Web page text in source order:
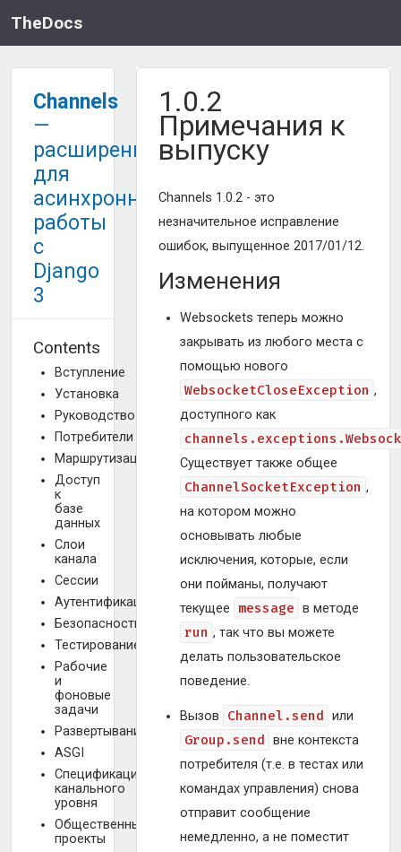
TheDocs
Channels
—
расширение
для
асинхронной
работы
с
Django
3
Contents
Вступление
Установка
Руководство
Потребители
Маршрутизация
Доступ
к
базе
данных
Слои
канала
Сессии
Аутентификация
Безопасность
Тестирование
Рабочие
и
фоновые
задачи
Развертывание
ASGI
Спецификация
канального
уровня
Общественные
проекты
1.0.2
Примечания к
выпуску
Channels 1.0.2 - это
незначительное исправление
ошибок, выпущенное 2017/01/12.
Изменения
Websockets теперь можно
закрывать из любого места с
помощью нового
WebsocketCloseException ,
доступного как
Существует также общее
ChannelSocketException ,
на котором можно
основывать любые
исключения, которые, если
они пойманы, получают
текущее
message в методе
run , так что вы можете
делать пользовательское
поведение.
Вызов Channel.send или
Group.send вне контекста
потребителя (т.е. в тестах или
командах управления) снова
отправит сообщение
немедленно, а не поместит